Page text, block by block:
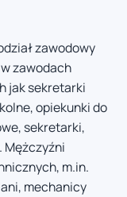
zawodowy
zawodach
jak sekretarki
opiekunki do
sekretarki,
Mężczyźni
m.in.
mechanicy